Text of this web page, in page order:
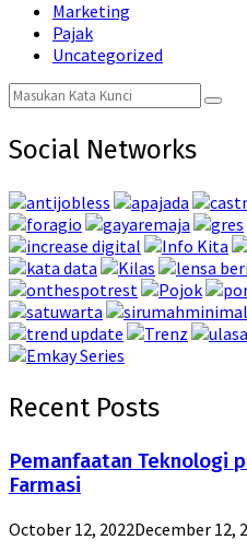
Marketing
Pajak
Uncategorized
Search
for:
Search
Social Networks
Recent Posts
Pemanfaatan Teknologi
Farmasi
October 12, 2022December 12,